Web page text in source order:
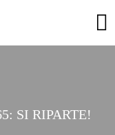
SI RIPARTE!